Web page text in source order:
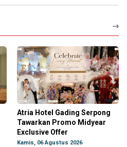
Atria Hotel Gading Serpong
Tawarkan Promo Midyear
Exclusive Offer
Kamis, 06 Agustus 2026